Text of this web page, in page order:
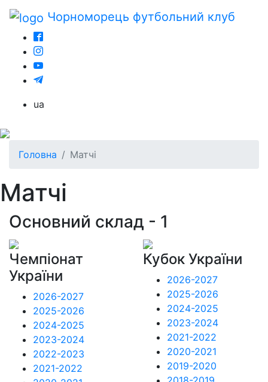
Чорноморець футбольний клуб
ua
Головна Матчі
Матчі
Основний склад - 1
Чемпіонат
України
2026-2027
2025-2026
2024-2025
2023-2024
2022-2023
2021-2022
Кубок України
2026-2027
2025-2026
2024-2025
2023-2024
2021-2022
2020-2021
2019-2020